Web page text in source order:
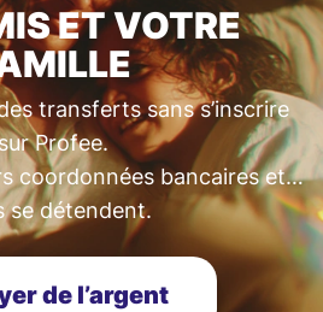
ET VOTRE
transferts sans s’inscrire
Profee.
coordonnées bancaires et…
se détendent.
de l’argent